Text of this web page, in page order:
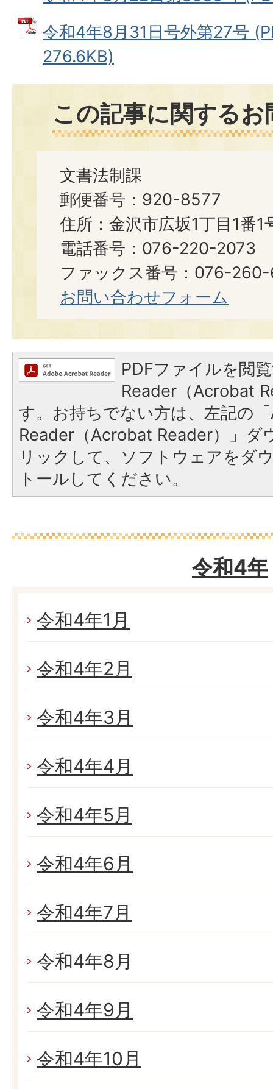
令和4年8月31日号外第27号
276.6KB)
この記事に関する
文書法制課
郵便番号：920-8577
住所：金沢市広坂1丁目1番1
電話番号：076-220-2073
ファックス番号：076-
お問い合わせフォーム
PDFファイルを閲
Reader（Acrobat
す。お持ちでない方は、左記の
Reader（Acrobat Reader）」ダ
リックして、ソフトウェアをダ
トールしてください。
令和4年
令和4年1月
令和4年2月
令和4年3月
令和4年4月
令和4年5月
令和4年6月
令和4年7月
令和4年8月
令和4年9月
令和4年10月